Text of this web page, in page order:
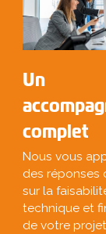
Un
complet
Nous vous
des réponses
sur la
technique et
de votre